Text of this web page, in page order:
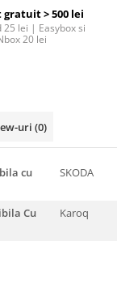
> 500 lei
lei | Easybox si
20 lei
uri (0)
cu
SKODA
Cu
Karoq